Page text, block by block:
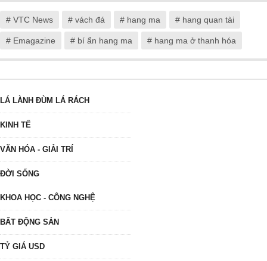
# VTC News # vách đá # hang ma # hang quan tài
# Emagazine # bí ẩn hang ma # hang ma ở thanh hóa
LÁ LÀNH ĐÙM LÁ RÁCH
KINH TẾ
VĂN HÓA - GIẢI TRÍ
ĐỜI SỐNG
KHOA HỌC - CÔNG NGHỆ
BẤT ĐỘNG SẢN
TỶ GIÁ USD